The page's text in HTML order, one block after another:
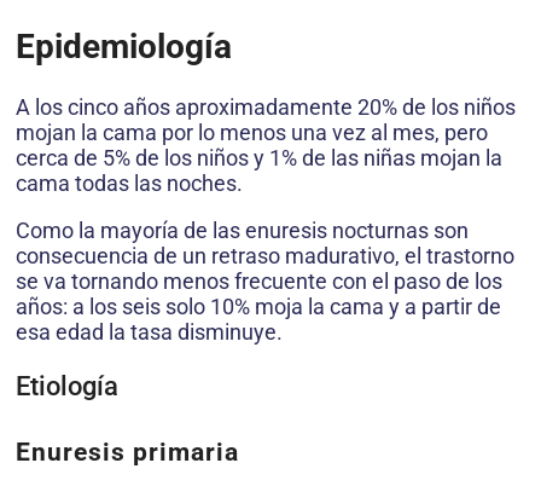
Epidemiología
A los cinco años aproximadamente 20% de los niños
mojan la cama por lo menos una vez al mes, pero
cerca de 5% de los niños y 1% de las niñas mojan la
cama todas las noches.
Como la mayoría de las enuresis nocturnas son
consecuencia de un retraso madurativo, el trastorno
se va tornando menos frecuente con el paso de los
años: a los seis solo 10% moja la cama y a partir de
esa edad la tasa disminuye.
Etiología
Enuresis primaria